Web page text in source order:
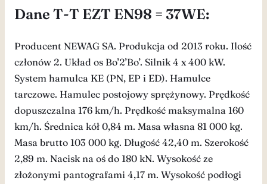
Dane T-T EZT EN98 = 37WE:
Producent NEWAG SA. Produkcja od 2013 roku. Ilość
członów 2. Układ os Bo’2’Bo’. Silnik 4 x 400 kW.
System hamulca KE (PN, EP i ED). Hamulce
tarczowe. Hamulec postojowy sprężynowy. Prędkość
dopuszczalna 176 km/h. Prędkość maksymalna 160
km/h. Średnica kół 0,84 m. Masa własna 81 000 kg.
Masa brutto 103 000 kg. Długość 42,40 m. Szerokość
2,89 m. Nacisk na oś do 180 kN. Wysokość ze
złożonymi pantografami 4,17 m. Wysokość podłogi